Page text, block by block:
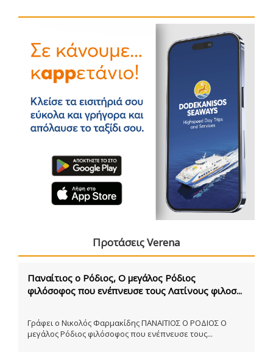
Προτάσεις Verena
Παναίτιος ο Ρόδιος, Ο μεγάλος Ρόδιος
φιλόσοφος που ενέπνευσε τους Λατίνους φιλοσ...
Γράφει ο Νικολός Φαρμακίδης ΠΑΝΑΙΤΙΟΣ Ο ΡΟΔΙΟΣ Ο
μεγάλος Ρόδιος φιλόσοφος που ενέπνευσε τους...